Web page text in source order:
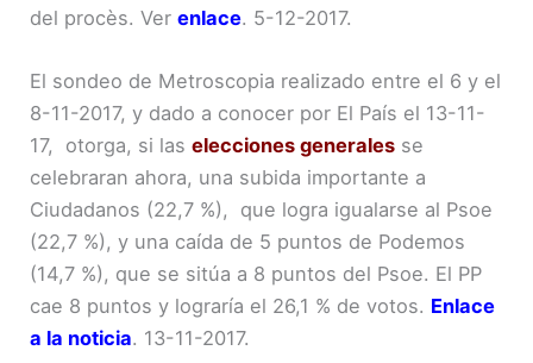
del procès. Verenlace. 5-12-2017.
El sondeo de Metroscopia realizado entre el 6 y el
8-11-2017, y dado a conocer por El País el 13-11-
17, otorga, si laselecciones generales se
celebraran ahora, una subida importante a
Ciudadanos (22,7 %), que logra igualarse al Psoe
(22,7 %), y una caída de 5 puntos de Podemos
(14,7 %), que se sitúa a 8 puntos del Psoe. El PP
cae 8 puntos y lograría el 26,1 % de votos. Enlace
a la noticia. 13-11-2017.